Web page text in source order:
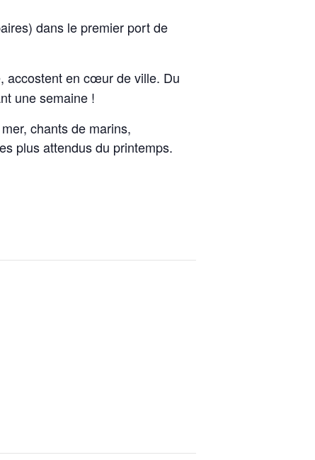
dans le premier port de
accostent en cœur de ville. Du
une semaine !
chants de marins,
plus attendus du printemps.